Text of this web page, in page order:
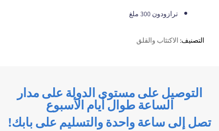
ترازودون 300 ملغ
التصنيف:الاكتئاب والقلق
التوصيل على مستوى الدولة على مدار
الساعة طوال أيام الأسبوع
تصل إلى ساعة واحدة والتسليم على بابك!